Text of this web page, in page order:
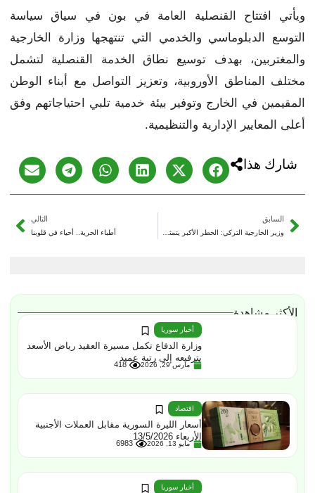
ويأتي افتتاح القنصلية العامة في بون في سياق سياسة
التوسع الدبلوماسي والخدمي التي تنتهجها وزارة الخارجية
والمغتربين، بهدف توسيع نطاق الخدمة القنصلية لتشمل
مختلف المناطق الأوروبية، وتعزيز التواصل مع أبناء الوطن
المقيمين في الخارج وتوفير بيئة خدمية تلبي احتياجاتهم وفق
أعلى المعايير الإدارية والتنظيمية.
شارك هذا
السابق التالي
أطباء الحرية.. أحياء في قلوبنا
الأكثر مشاهدة
أخبار سوريا
وزارة الدفاع تكمل مسيرة العقيد رياض الأسعد
بترفيعه إلى رتبة عميد
مارس 29, 2026 418
اقتصاد
أسعار الليرة السورية مقابل العملات الأجنبية
الأربعاء 13/5/2026
مايو 13, 2026 6983
أخبار سوريا